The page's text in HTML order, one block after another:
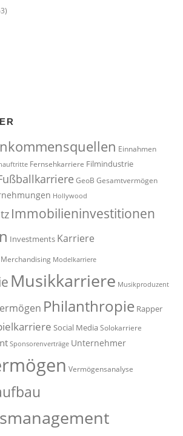
Einnahmen
Fernsehkarriere Filmindustrie
GeoB Gesamtvermögen
Hollywood
Immobilieninvestitionen
Investments Karriere
Merchandising Modelkarriere
Musikkarriere Musikproduzent
Philanthropie Rapper
Social MediaSolokarriere
Sponsorenverträge Unternehmer
Vermögensanalyse